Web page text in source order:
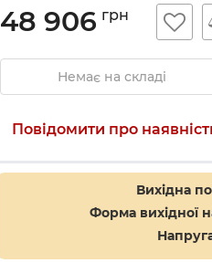
48 906 грн
Немає на складі
Повідомити про
Вихідна
Форма вихідної